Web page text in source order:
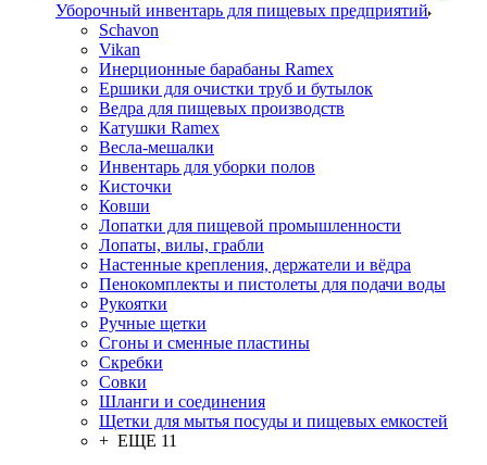
Уборочный инвентарь для пищевых предприятий
Schavon
Vikan
Инерционные барабаны Ramex
Ершики для очистки труб и бутылок
Ведра для пищевых производств
Катушки Ramex
Весла-мешалки
Инвентарь для уборки полов
Кисточки
Ковши
Лопатки для пищевой промышленности
Лопаты, вилы, грабли
Настенные крепления, держатели и вёдра
Пенокомплекты и пистолеты для подачи воды
Рукоятки
Ручные щетки
Сгоны и сменные пластины
Скребки
Совки
Шланги и соединения
Щетки для мытья посуды и пищевых емкостей
+ ЕЩЕ 11